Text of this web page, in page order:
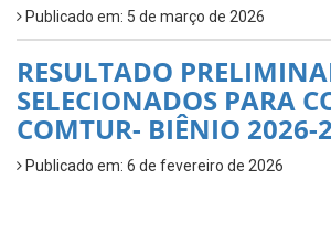
Publicado em: 5 de março de 2026
RESULTADO
SELECIONADOS PARA
COMTUR- BIÊNIO 2026-
Publicado em: 6 de fevereiro de 2026